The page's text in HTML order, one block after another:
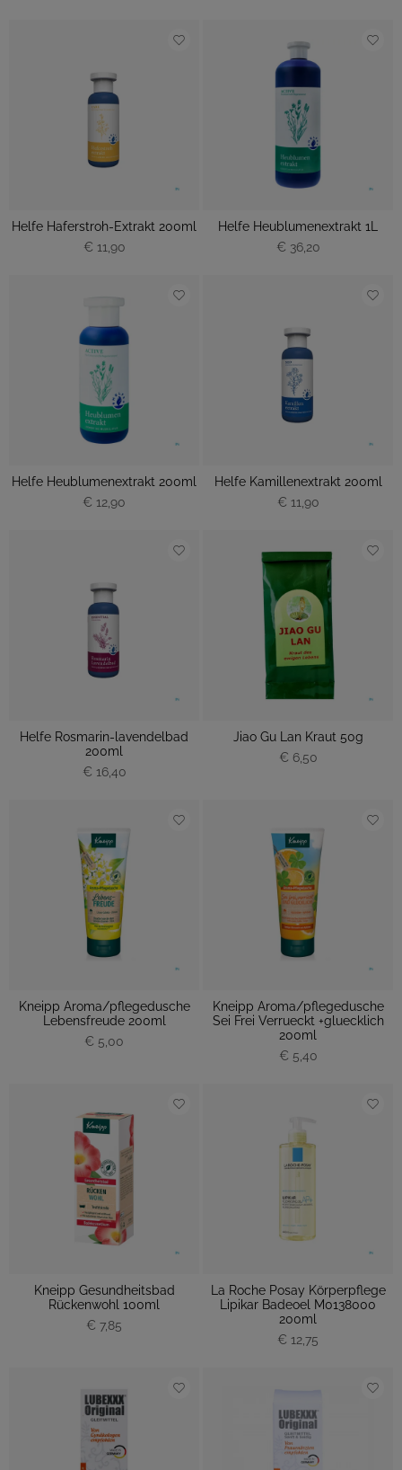
Helfe Haferstroh-Extrakt 200ml
€ 11,90
Helfe Heublumenextrakt 1L
€ 36,20
Helfe Heublumenextrakt 200ml
€ 12,90
Helfe Kamillenextrakt 200ml
€ 11,90
Helfe Rosmarin-lavendelbad
200ml
€ 16,40
Jiao Gu Lan Kraut 50g
€ 6,50
Kneipp Aroma/pflegedusche
Lebensfreude 200ml
€ 5,00
Kneipp Aroma/pflegedusche
Sei Frei Verrueckt +gluecklich
200ml
€ 5,40
Kneipp Gesundheitsbad
Rückenwohl 100ml
€ 7,85
La Roche Posay Körperpflege
Lipikar Badeoel M0138000
200ml
€ 12,75